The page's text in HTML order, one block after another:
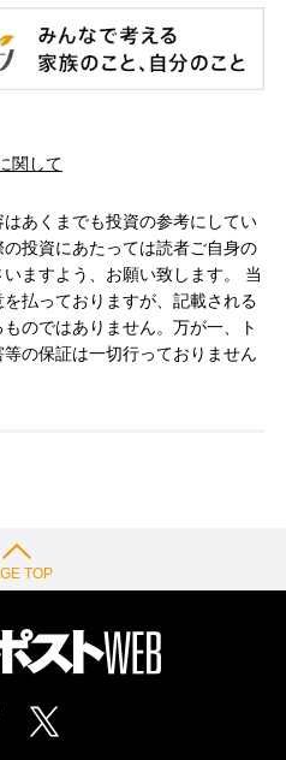
関して
あくまでも投資の参考にしてい
投資にあたっては読者ご自身の
ますよう、お願い致します。 当
払っておりますが、記載される
のではありません。万が一、ト
の保証は一切行っておりません
TOP